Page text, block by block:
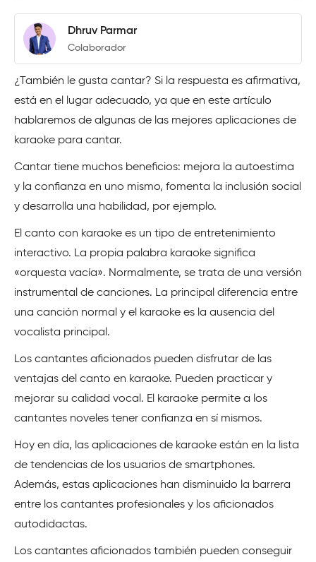
Dhruv Parmar
Colaborador
¿También le gusta cantar? Si la respuesta es afirmativa,
está en el lugar adecuado, ya que en este artículo
hablaremos de algunas de las mejores aplicaciones de
karaoke para cantar.
Cantar tiene muchos beneficios: mejora la autoestima
y la confianza en uno mismo, fomenta la inclusión social
y desarrolla una habilidad, por ejemplo.
El canto con karaoke es un tipo de entretenimiento
interactivo. La propia palabra karaoke significa
«orquesta vacía». Normalmente, se trata de una versión
instrumental de canciones. La principal diferencia entre
una canción normal y el karaoke es la ausencia del
vocalista principal.
Los cantantes aficionados pueden disfrutar de las
ventajas del canto en karaoke. Pueden practicar y
mejorar su calidad vocal. El karaoke permite a los
cantantes noveles tener confianza en sí mismos.
Hoy en día, las aplicaciones de karaoke están en la lista
de tendencias de los usuarios de smartphones.
Además, estas aplicaciones han disminuido la barrera
entre los cantantes profesionales y los aficionados
autodidactas.
Los cantantes aficionados también pueden conseguir